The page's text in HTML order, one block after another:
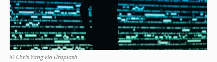
© Chris Yang via Unsplash